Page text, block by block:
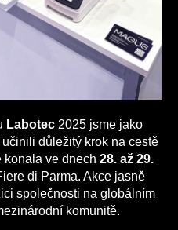
Labotec 2025 jsme jako
důležitý krok na cestě
konala ve dnech 28. až 29.
di Parma. Akce jasně
společnosti na globálním
komunitě.